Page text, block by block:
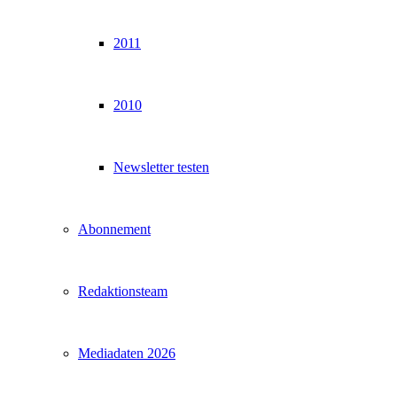
2011
2010
Newsletter testen
Abonnement
Redaktionsteam
Mediadaten 2026